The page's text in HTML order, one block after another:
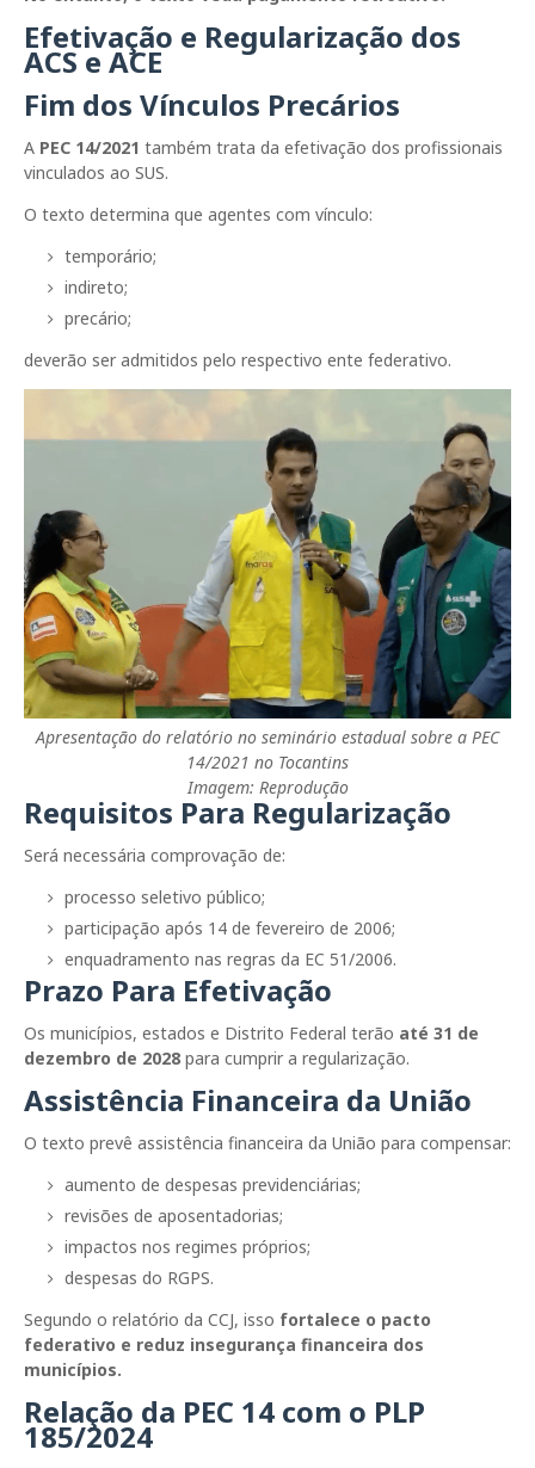
Efetivação e Regularização dos
ACS e ACE
Fim dos Vínculos Precários
A PEC 14/2021 também trata da efetivação dos profissionais
vinculados ao SUS.
O texto determina que agentes com vínculo:
temporário;
indireto;
precário;
deverão ser admitidos pelo respectivo ente federativo.
Apresentação do relatório no seminário estadual sobre a PEC
14/2021 no Tocantins
Imagem: Reprodução
Requisitos Para Regularização
Será necessária comprovação de:
processo seletivo público;
participação após 14 de fevereiro de 2006;
enquadramento nas regras da EC 51/2006.
Prazo Para Efetivação
Os municípios, estados e Distrito Federal terão até 31 de
dezembro de 2028 para cumprir a regularização.
Assistência Financeira da União
O texto prevê assistência financeira da União para compensar:
aumento de despesas previdenciárias;
revisões de aposentadorias;
impactos nos regimes próprios;
despesas do RGPS.
Segundo o relatório da CCJ, isso fortalece o pacto
federativo e reduz insegurança financeira dos
municípios.
Relação da PEC 14 com o PLP
185/2024